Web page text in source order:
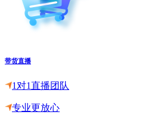
带货直播
1对1直播团队
专业更放心